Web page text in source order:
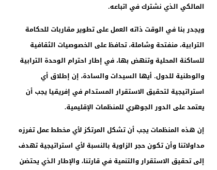
المالكي الذي نشترك في اتباعه.
ويجدر بنا في الوقت ذاته العمل على تطوير مقاربات للحكامة
الترابية، منفتحة وشاملة، تحافظ على الخصوصيات الثقافية
للساكنة المحلية وتنهض بها، في إطار احترام الوحدة الترابية
والوطنية للدول. أيها السيدات والسادة، إن إطلاق أي
استراتيجية لتحقيق الاستقرار المستدام في إفريقيا يجب أن
يعتمد على الدور الجوهري للمنظمات الإقليمية.
إن هذه المنظمات يجب أن تشكل المرتكز لأي مخطط عمل تفرزه
مداولاتنا وأن تكون حجر الزاوية بالنسبة لأي استراتيجية تهدف
إلى تحقيق الاستقرار والتنمية في قارتنا، والإطار الذي يحتضن